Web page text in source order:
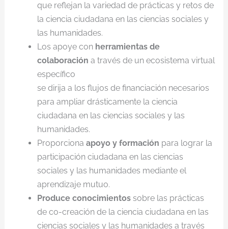
que reflejan la variedad de prácticas y retos de
la ciencia ciudadana en las ciencias sociales y
las humanidades.
Los apoye con herramientas de
colaboración a través de un ecosistema virtual
específico
se dirija a los flujos de financiación necesarios
para ampliar drásticamente la ciencia
ciudadana en las ciencias sociales y las
humanidades.
Proporciona apoyo y formación para lograr la
participación ciudadana en las ciencias
sociales y las humanidades mediante el
aprendizaje mutuo.
Produce conocimientossobre las prácticas
de co-creación de la ciencia ciudadana en las
ciencias sociales y las humanidades a través